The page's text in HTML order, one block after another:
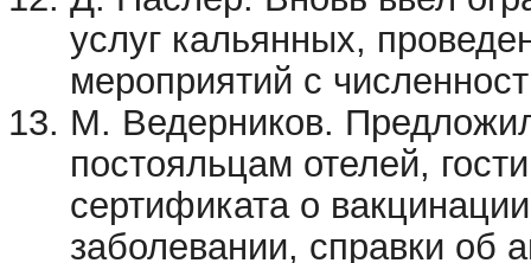
услуг кальянных,
мероприятий с
М. Ведерников.
постояльцам отелей,
сертификата о
заболевании, справки об